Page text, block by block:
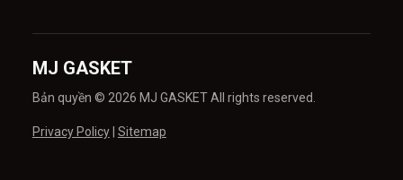
MJ GASKET
Bản quyền © 2026 MJ GASKET All rights reserved.
Privacy Policy| Sitemap